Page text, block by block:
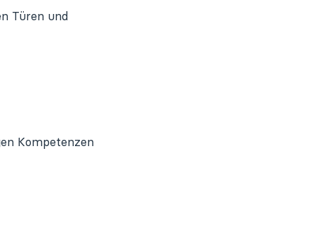
Türen und
Kompetenzen